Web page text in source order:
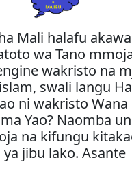
Mali halafu akawa
wa Tano
wakristo na
swali langu
ni wakristo Wana
Yao? Naomba
na kifungu
jibu lako. Asante